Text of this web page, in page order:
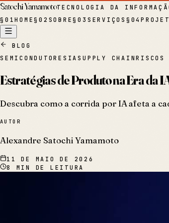
Satochi YamamotoTECNOLOGIA DA
§ 01HOME§02 SOBRE§03 SERVIÇOS § 04
BLOG
SEMICONDUTORES IASUPPLY CHAINRISCOS
Estratégias de Produto na Era da
Descubra como a corrida por IA afeta a
AUTOR
Alexandre Satochi Yamamoto
11 DE MAIO DE 2026
8
MIN DE LEITURA